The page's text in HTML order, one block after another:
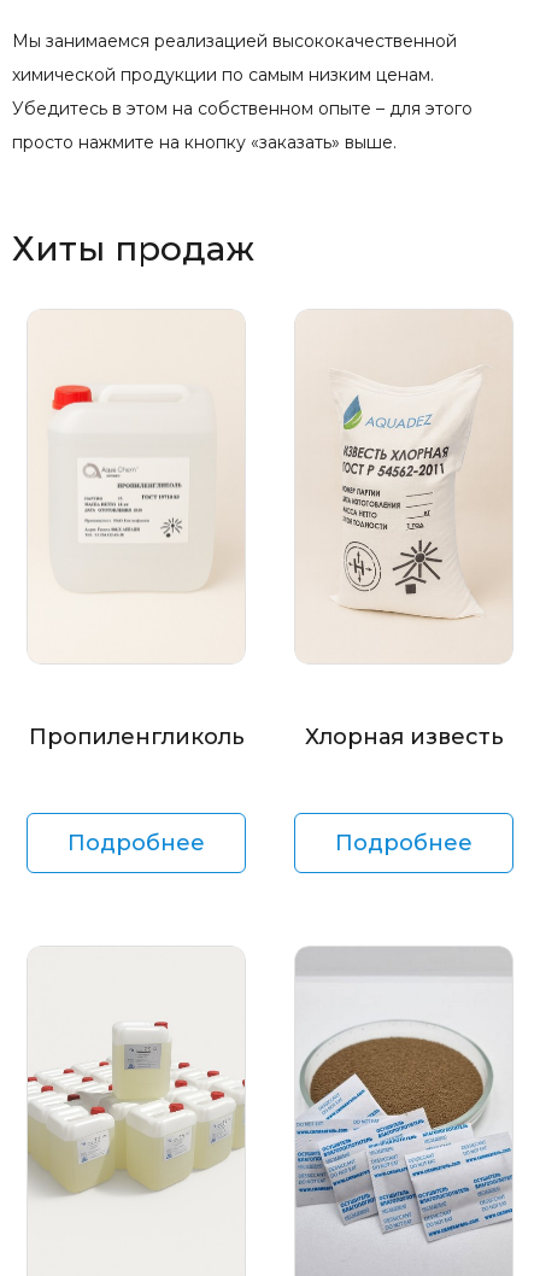
Мы занимаемся реализацией высококачественной
химической продукции по самым низким ценам.
Убедитесь в этом на собственном опыте – для этого
просто нажмите на кнопку «заказать» выше.
Хиты продаж
Пропиленгликоль
Подробнее
Хлорная известь
Подробнее